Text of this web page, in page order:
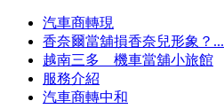
汽車商轉現
香奈爾當舖損香奈兒形象？...
越南三多 機車當舖小旅館
服務介紹
汽車商轉中和